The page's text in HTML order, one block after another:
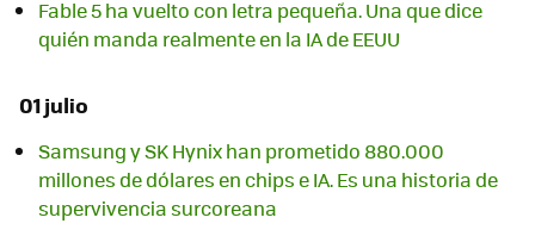
Fable 5 ha vuelto con letra pequeña. Una que dice
quién manda realmente en la IA de EEUU
01 julio
Samsung y SK Hynix han prometido 880.000
millones de dólares en chips e IA. Es una historia de
supervivencia surcoreana